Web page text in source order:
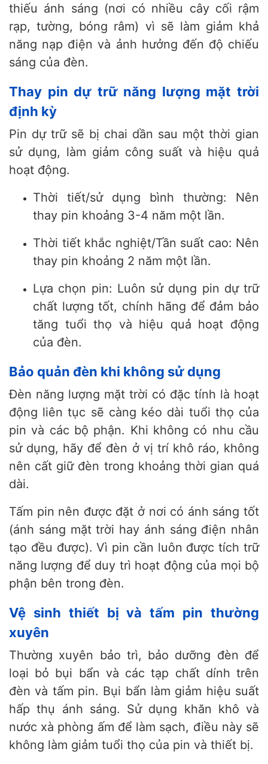
thiếu ánh sáng (nơi có nhiều cây cối rậm
rạp, tường, bóng râm) vì sẽ làm giảm khả
năng nạp điện và ảnh hưởng đến độ chiếu
sáng của đèn.
Thay pin dự trữ năng lượng mặt trời
định kỳ
Pin dự trữ sẽ bị chai dần sau một thời gian
sử dụng, làm giảm công suất và hiệu quả
hoạt động.
Thời tiết/sử dụng bình thường: Nên
thay pin khoảng 3-4 năm một lần.
Thời tiết khắc nghiệt/Tần suất cao: Nên
thay pin khoảng 2 năm một lần.
Lựa chọn pin: Luôn sử dụng pin dự trữ
chất lượng tốt, chính hãng để đảm bảo
tăng tuổi thọ và hiệu quả hoạt động
của đèn.
Bảo quản đèn khi không sử dụng
Đèn năng lượng mặt trời có đặc tính là hoạt
động liên tục sẽ càng kéo dài tuổi thọ của
pin và các bộ phận. Khi không có nhu cầu
sử dụng, hãy để đèn ở vị trí khô ráo, không
nên cất giữ đèn trong khoảng thời gian quá
dài.
Tấm pin nên được đặt ở nơi có ánh sáng tốt
(ánh sáng mặt trời hay ánh sáng điện nhân
tạo đều được). Vì pin cần luôn được tích trữ
năng lượng để duy trì hoạt động của mọi bộ
phận bên trong đèn.
Vệ sinh thiết bị và tấm pin thường
xuyên
Thường xuyên bảo trì, bảo dưỡng đèn để
loại bỏ bụi bẩn và các tạp chất dính trên
đèn và tấm pin. Bụi bẩn làm giảm hiệu suất
hấp thụ ánh sáng. Sử dụng khăn khô và
nước xà phòng ấm để làm sạch, điều này sẽ
không làm giảm tuổi thọ của pin và thiết bị.